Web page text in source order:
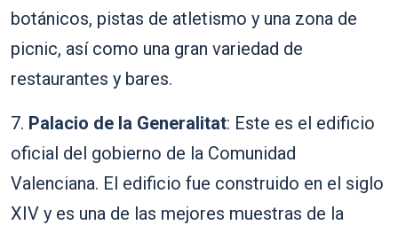
botánicos, pistas de atletismo y una zona de
picnic, así como una gran variedad de
restaurantes y bares.
7. Palacio de la Generalitat: Este es el edificio
oficial del gobierno de la Comunidad
Valenciana. El edificio fue construido en el siglo
XIV y es una de las mejores muestras de la